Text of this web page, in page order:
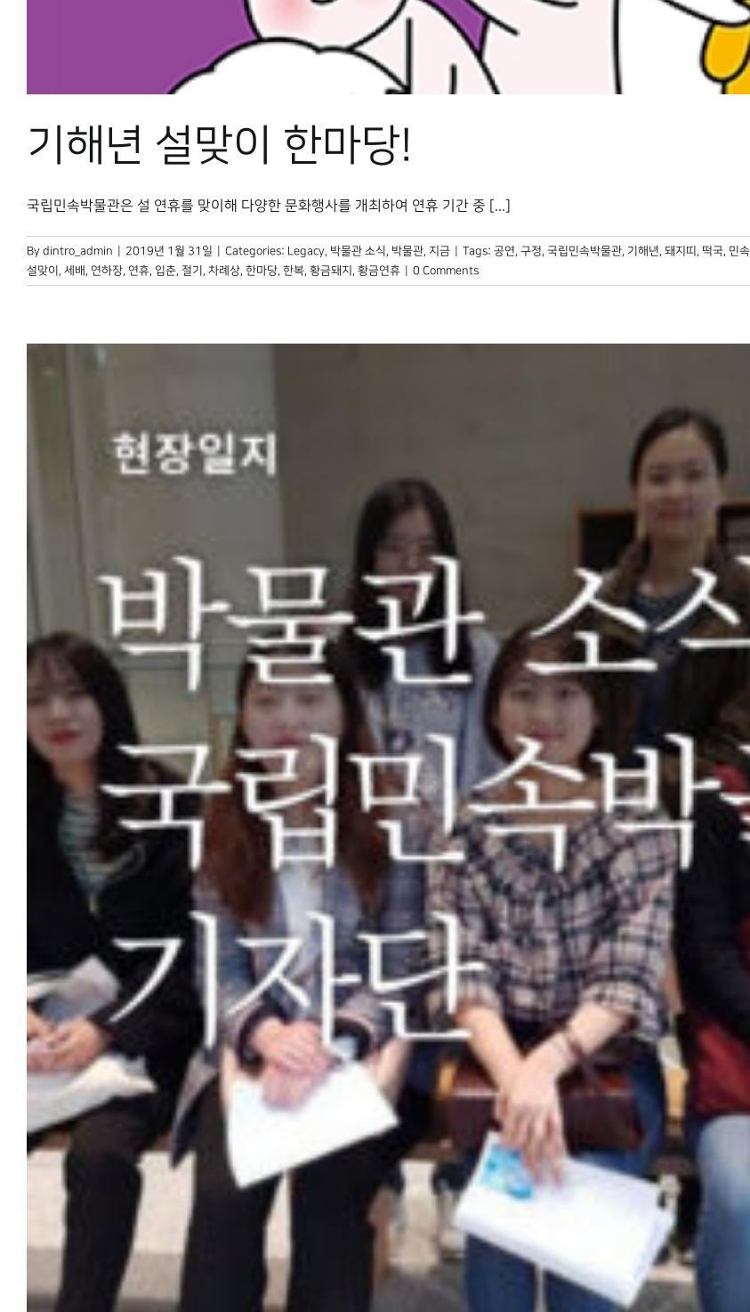
기해년 설맞이 한마당!
국립민속박물관은 설 연휴를 맞이해 다양한 문화행사를 개최하여 연휴 기간 중 [...]
By dintro_admin 2019년 1월 31일 Categories: Legacy, 박물관 소식, 박물관, 지금 Tags: 공연, 구정, 국립민속박물관, 기해년, 돼지띠 , 떡국, 민속
설맞이 , 세배 , 연하장, 연휴, 입춘, 절기 , 차례상, 한마당, 한복, 황금돼지 , 황금연휴 0 Comments